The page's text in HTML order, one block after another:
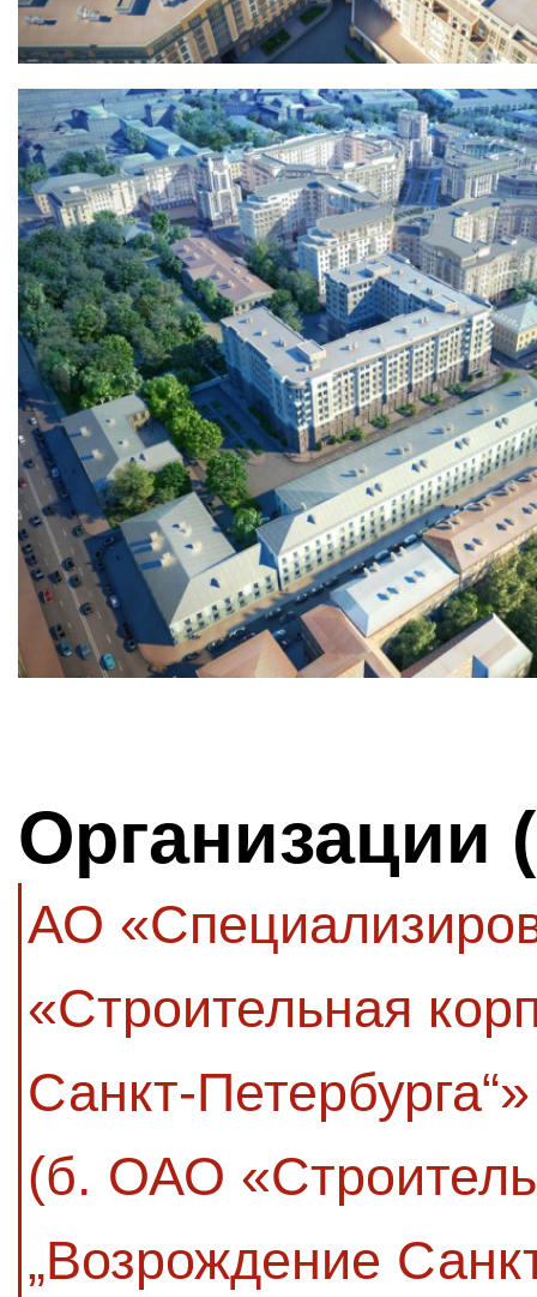
Организации
АО
«Строительная
Санкт-Петербурга“»
(б. ОАО
„Возрождение